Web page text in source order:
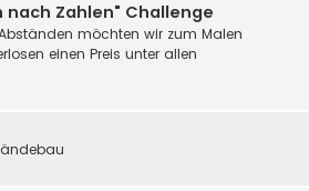
nach Zahlen" Challenge
möchten wir zum Malen
einen Preis unter allen